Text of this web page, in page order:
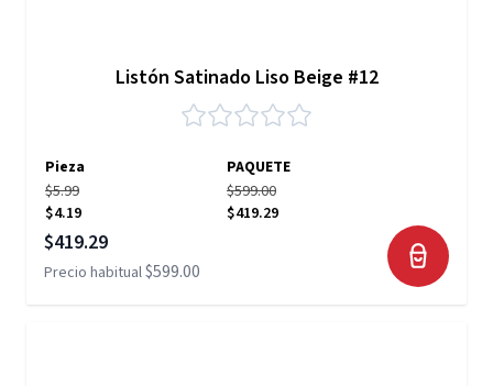
Listón Satinado Liso Beige #12
Pieza
PAQUETE
$5.99
$4.19
$599.00
$419.29
Precio especial
$419.29
Precio habitual$599.00